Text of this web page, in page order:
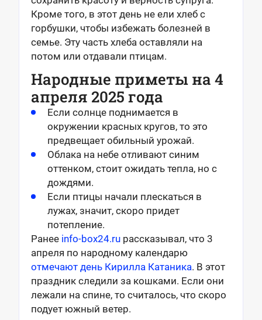
Кроме того, в этот день не ели хлеб с
горбушки, чтобы избежать болезней в
семье. Эту часть хлеба оставляли на
потом или отдавали птицам.
Народные приметы на 4
апреля 2025 года
Если солнце поднимается в
окружении красных кругов, то это
предвещает обильный урожай.
Облака на небе отливают синим
оттенком, стоит ожидать тепла, но с
дождями.
Если птицы начали плескаться в
лужах, значит, скоро придет
потепление.
Ранее info-box24.ru рассказывал, что 3
апреля по народному календарю
отмечают день Кирилла Катаника. В этот
праздник следили за кошками. Если они
лежали на спине, то считалось, что скоро
подует южный ветер.